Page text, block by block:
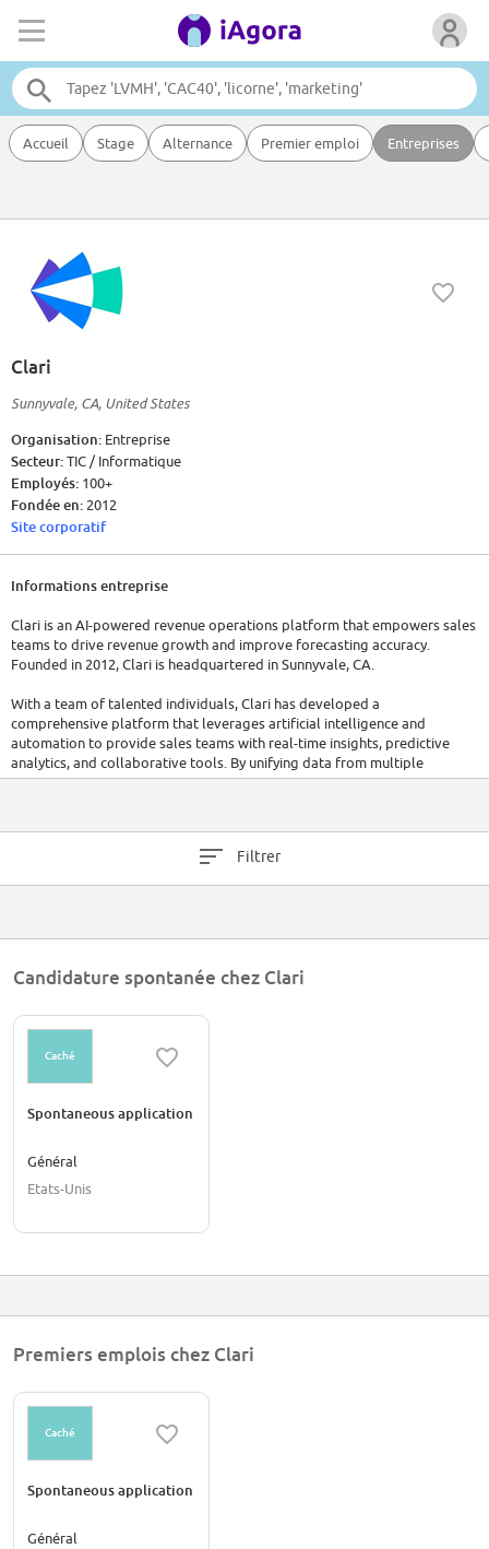
Accueil Stage Alternance Premier emploi Entreprises
Clari
Sunnyvale, CA, United States
Organisation: Entreprise
Secteur:TIC / Informatique
Employés: 100+
Fondée en: 2012
Site corporatif
Informations entreprise
Clari is an AI-powered revenue operations platform that empowers sales
teams to drive revenue growth and improve forecasting accuracy.
Founded in 2012, Clari is headquartered in Sunnyvale, CA.
With a team of talented individuals, Clari has developed a
comprehensive platform that leverages artificial intelligence and
automation to provide sales teams with real-time insights, predictive
analytics, and collaborative tools. By unifying data from multiple
sources, Clari helps sales teams streamline their processes, prioritize
Clari has a dedicated workforce of over 500 employees, committed to
Filtrer
Candidature spontanée chez Clari
Caché
Spontaneous application
Général
Etats-Unis
Premiers emplois chez Clari
Caché
Spontaneous application
Général